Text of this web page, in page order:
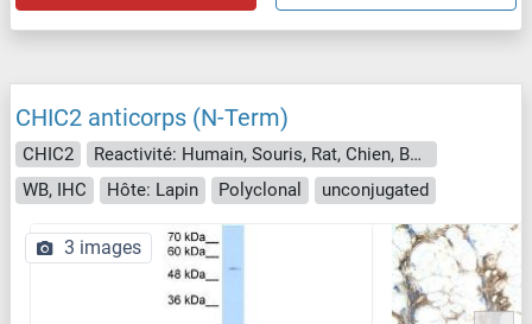
CHIC2 anticorps (N-Term)
CHIC2
Reactivité: Humain, Souris, Rat, Chien, Boeuf (Vache), Cobaye, Cheval, Lapin, Poisson zèbre (Danio rerio)
WB, IHC
Hôte: Lapin Polyclonal unconjugated
3 images